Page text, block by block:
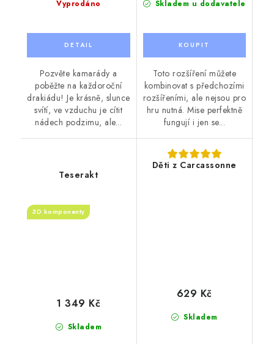
Vyprodáno
Pozvěte kamarády a
poběžte na každoroční
drakiádu! Je krásně, slunce
svítí, ve vzduchu je cítit
nádech podzimu, ale...
Skladem u dodavatele
Toto rozšíření můžete
kombinovat s předchozími
rozšířeními, ale nejsou pro
hru nutná. Mise perfektně
fungují i jen se...
Teserakt
3D komponenty
Skladem
1 349 Kč
Děti z Carcassonne
Skladem
629 Kč